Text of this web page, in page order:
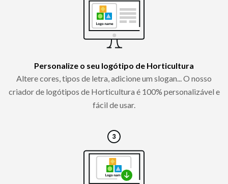
Personalize o seu logótipo de Horticultura
Altere cores, tipos de letra, adicione um slogan... O nosso
criador de logótipos de Horticultura é 100% personalizável e
fácil de usar.